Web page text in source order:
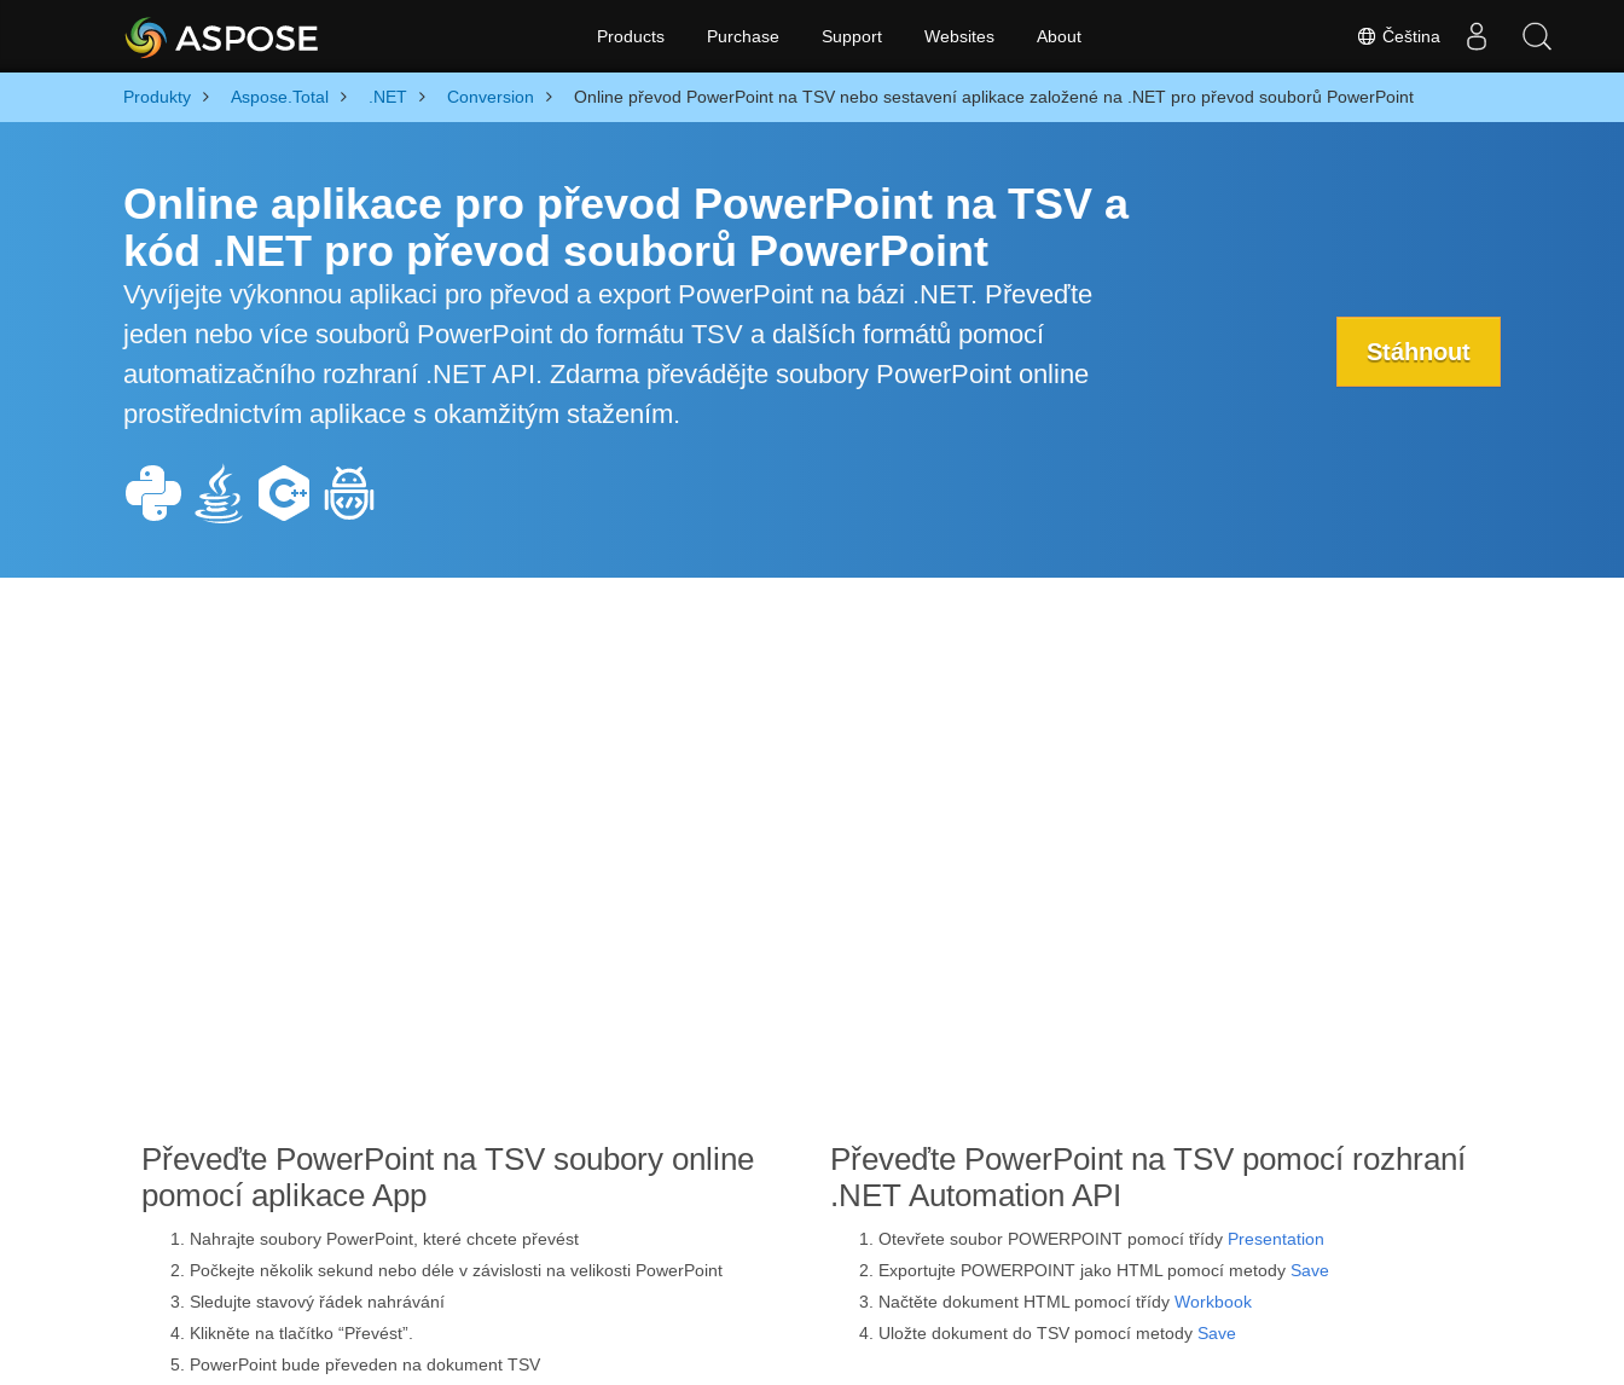
Čeština
Products Purchase Support Websites About
Produkty Aspose.Total .NET Conversion Online převod PowerPoint na TSV nebo sestavení aplikace založené na .NET pro převod souborů PowerPoint
Online aplikace pro převod PowerPoint na TSV a
kód .NET pro převod souborů PowerPoint
Vyvíjejte výkonnou aplikaci pro převod a export PowerPoint na bázi .NET. Převeďte
jeden nebo více souborů PowerPoint do formátu TSV a dalších formátů pomocí
automatizačního rozhraní .NET API. Zdarma převádějte soubory PowerPoint online
prostřednictvím aplikace s okamžitým stažením.
Stáhnout
Převeďte PowerPoint na TSV soubory online
pomocí aplikace App
Nahrajte soubory PowerPoint, které chcete převést
Počkejte několik sekund nebo déle v závislosti na velikosti PowerPoint
Sledujte stavový řádek nahrávání
Klikněte na tlačítko “Převést”.
PowerPoint bude převeden na dokument TSV
Převeďte PowerPoint na TSV pomocí rozhraní
.NET Automation API
Otevřete soubor POWERPOINT pomocí třídy Presentation
Exportujte POWERPOINT jako HTML pomocí metody Save
Načtěte dokument HTML pomocí třídy Workbook
Uložte dokument do TSV pomocí metody Save